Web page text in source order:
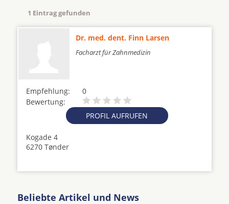
1 Eintrag gefunden
Dr. med. dent. Finn Larsen
Facharzt für Zahnmedizin
Empfehlung:
0
Bewertung:
PROFIL AUFRUFEN
Kogade 4
6270 Tønder
Beliebte Artikel und News